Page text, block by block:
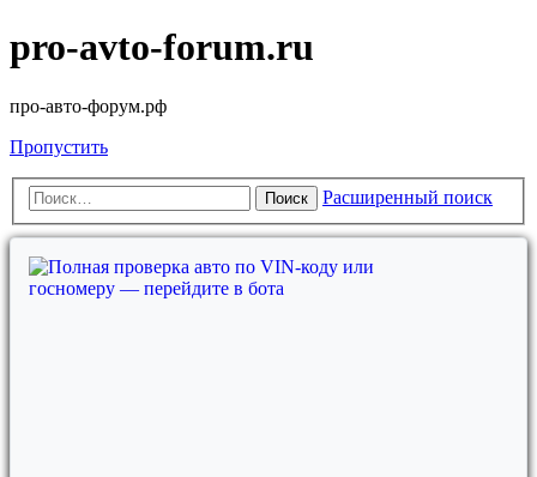
pro-avto-forum.ru
про-авто-форум.рф
Пропустить
Поиск Расширенный поиск